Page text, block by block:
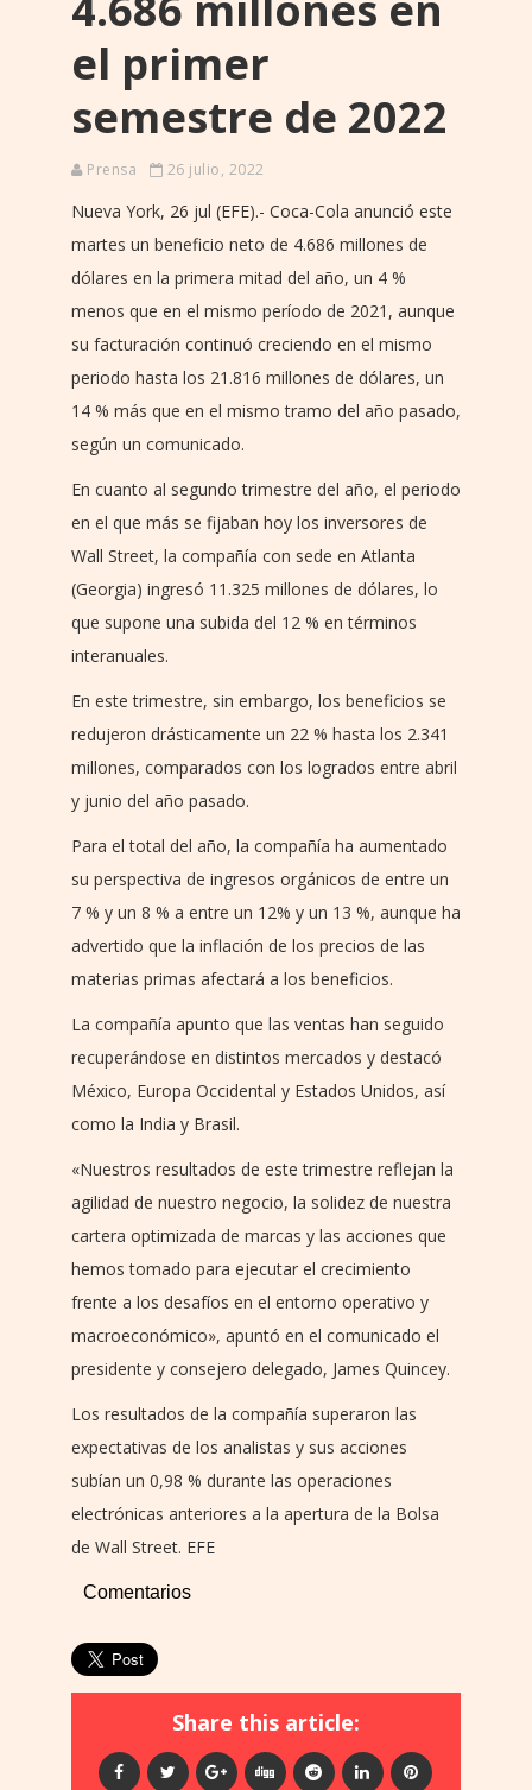
el primer
semestre de 2022
Prensa 26 julio, 2022
Nueva York, 26 jul (EFE).- Coca-Cola anunció este
martes un beneficio neto de 4.686 millones de
dólares en la primera mitad del año, un 4 %
menos que en el mismo período de 2021, aunque
su facturación continuó creciendo en el mismo
periodo hasta los 21.816 millones de dólares, un
14 % más que en el mismo tramo del año pasado,
según un comunicado.
En cuanto al segundo trimestre del año, el periodo
en el que más se fijaban hoy los inversores de
Wall Street, la compañía con sede en Atlanta
(Georgia) ingresó 11.325 millones de dólares, lo
que supone una subida del 12 % en términos
interanuales.
En este trimestre, sin embargo, los beneficios se
redujeron drásticamente un 22 % hasta los 2.341
millones, comparados con los logrados entre abril
y junio del año pasado.
Para el total del año, la compañía ha aumentado
su perspectiva de ingresos orgánicos de entre un
7 % y un 8 % a entre un 12% y un 13 %, aunque ha
advertido que la inflación de los precios de las
materias primas afectará a los beneficios.
La compañía apunto que las ventas han seguido
recuperándose en distintos mercados y destacó
México, Europa Occidental y Estados Unidos, así
como la India y Brasil.
«Nuestros resultados de este trimestre reflejan la
agilidad de nuestro negocio, la solidez de nuestra
cartera optimizada de marcas y las acciones que
hemos tomado para ejecutar el crecimiento
frente a los desafíos en el entorno operativo y
macroeconómico», apuntó en el comunicado el
presidente y consejero delegado, James Quincey.
Los resultados de la compañía superaron las
expectativas de los analistas y sus acciones
subían un 0,98 % durante las operaciones
electrónicas anteriores a la apertura de la Bolsa
de Wall Street. EFE
Comentarios
Share this article: